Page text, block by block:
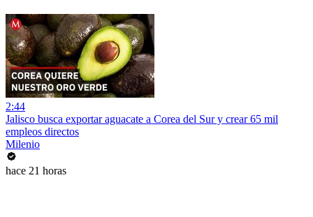
2:44
Jalisco busca exportar aguacate a Corea del Sur y crear 65 mil
empleos directos
Milenio
hace 21 horas